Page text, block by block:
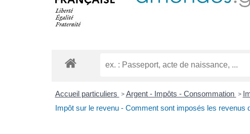
Accueil particuliers > Argent - Impôts - Consommation >
Impôt sur le revenu - Comment sont imposés les revenus